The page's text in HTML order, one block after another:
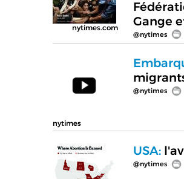
nytimes.com
Gange
@nytimes
nytimes
@nytimes
USA:
@nytimes